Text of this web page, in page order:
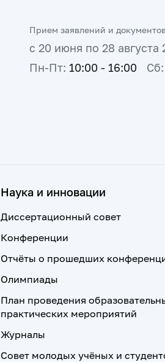
Прием заявлений и
с 20 июня по 28 августа
Пн-Пт: 10:00 - 16:00 Сб:
Наука и инновации
Диссертационный совет
Конференции
Отчёты о прошедших
Олимпиады
План проведения
практических мероприятий
Журналы
Совет молодых учёных и